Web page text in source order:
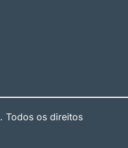
Todos os direitos